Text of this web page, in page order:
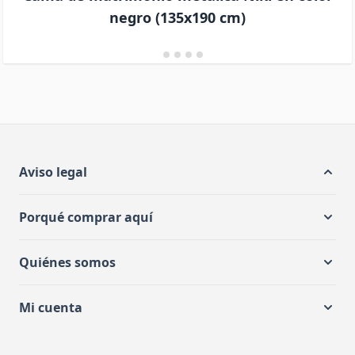
negro (135x190 cm)
Aviso legal
Porqué comprar aquí
Quiénes somos
Mi cuenta